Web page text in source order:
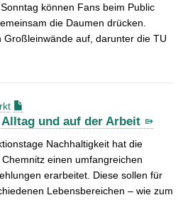
können Fans beim Public
die Daumen drücken.
Großleinwände auf, darunter die TU
und auf der Arbeit
Nachhaltigkeit hat die
einen umfangreichen
erarbeitet. Diese sollen für
Lebensbereichen – wie zum